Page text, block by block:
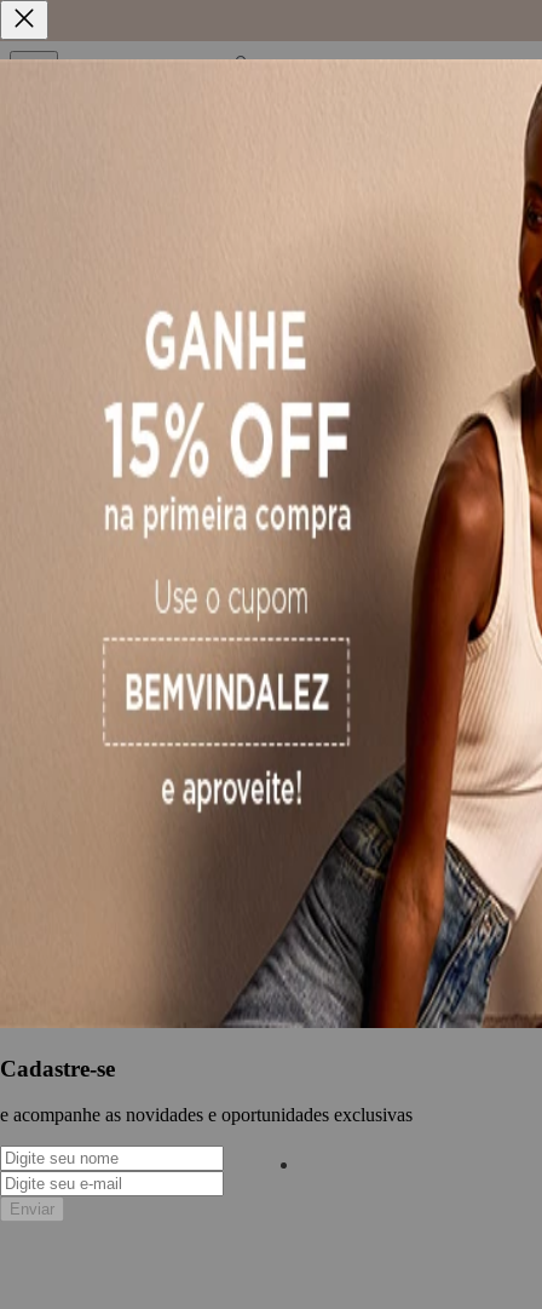
Vestidos Jeans
Vestidos Jeans4produtos encontrados
Ordenar por:
Cadastre-se
e acompanhe as novidades e oportunidades exclusivas
Enviar